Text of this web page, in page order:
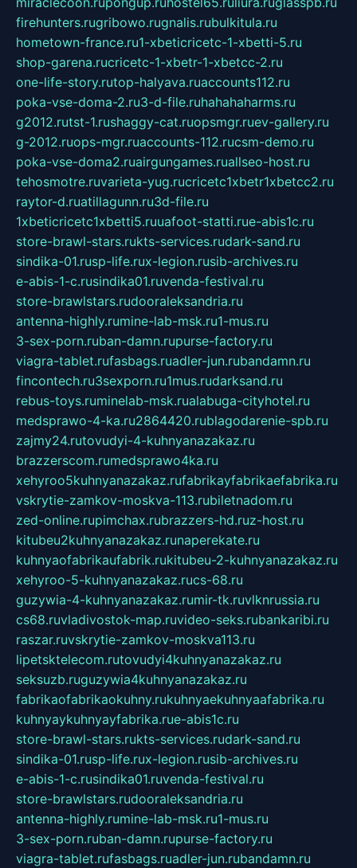
firehunters.rugribowo.rugnalis.rubulkitula.ru
hometown-france.ru1-xbeticricetc-1-xbetti-5.ru
shop-garena.rucricetc-1-xbetr-1-xbetcc-2.ru
one-life-story.rutop-halyava.ruaccounts112.ru
poka-vse-doma-2.ru3-d-file.ruhahahaharms.ru
g2012.rutst-1.rushaggy-cat.ruopsmgr.ruev-gallery.ru
g-2012.ruops-mgr.ruaccounts-112.rucsm-demo.ru
poka-vse-doma2.ruairgungames.ruallseo-host.ru
tehosmotre.ruvarieta-yug.rucricetc1xbetr1xbetcc2.ru
raytor-d.ruatillagunn.ru3d-file.ru
1xbeticricetc1xbetti5.ruuafoot-statti.rue-abis1c.ru
store-brawl-stars.rukts-services.rudark-sand.ru
sindika-01.rusp-life.rux-legion.rusib-archives.ru
e-abis-1-c.rusindika01.ruvenda-festival.ru
store-brawlstars.rudooraleksandria.ru
antenna-highly.rumine-lab-msk.ru1-mus.ru
3-sex-porn.ruban-damn.rupurse-factory.ru
viagra-tablet.rufasbags.ruadler-jun.rubandamn.ru
fincontech.ru3sexporn.ru1mus.rudarksand.ru
rebus-toys.ruminelab-msk.rualabuga-cityhotel.ru
medsprawo-4-ka.ru2864420.rublagodarenie-spb.ru
zajmy24.rutovudyi-4-kuhnyanazakaz.ru
brazzerscom.rumedsprawo4ka.ru
xehyroo5kuhnyanazakaz.rufabrikayfabrikaefabrika.ru
vskrytie-zamkov-moskva-113.rubiletnadom.ru
zed-online.rupimchax.rubrazzers-hd.ruz-host.ru
kitubeu2kuhnyanazakaz.runaperekate.ru
kuhnyaofabrikaufabrik.rukitubeu-2-kuhnyanazakaz.ru
xehyroo-5-kuhnyanazakaz.rucs-68.ru
guzywia-4-kuhnyanazakaz.rumir-tk.ruvlknrussia.ru
cs68.ruvladivostok-map.ruvideo-seks.rubankaribi.ru
raszar.ruvskrytie-zamkov-moskva113.ru
lipetsktelecom.rutovudyi4kuhnyanazakaz.ru
seksuzb.ruguzywia4kuhnyanazakaz.ru
fabrikaofabrikaokuhny.rukuhnyaekuhnyaafabrika.ru
kuhnyaykuhnyayfabrika.rue-abis1c.ru
store-brawl-stars.rukts-services.rudark-sand.ru
sindika-01.rusp-life.rux-legion.rusib-archives.ru
e-abis-1-c.rusindika01.ruvenda-festival.ru
store-brawlstars.rudooraleksandria.ru
antenna-highly.rumine-lab-msk.ru1-mus.ru
3-sex-porn.ruban-damn.rupurse-factory.ru
viagra-tablet.rufasbags.ruadler-jun.rubandamn.ru